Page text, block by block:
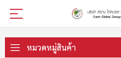
ไป
ที่
หมวดหมู่สินค้า